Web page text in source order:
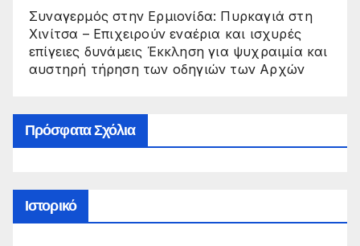
Συναγερμός στην Ερμιονίδα: Πυρκαγιά στη
Χινίτσα – Επιχειρούν εναέρια και ισχυρές
επίγειες δυνάμεις Έκκληση για ψυχραιμία και
αυστηρή τήρηση των οδηγιών των Αρχών
Πρόσφατα Σχόλια
Ιστορικό